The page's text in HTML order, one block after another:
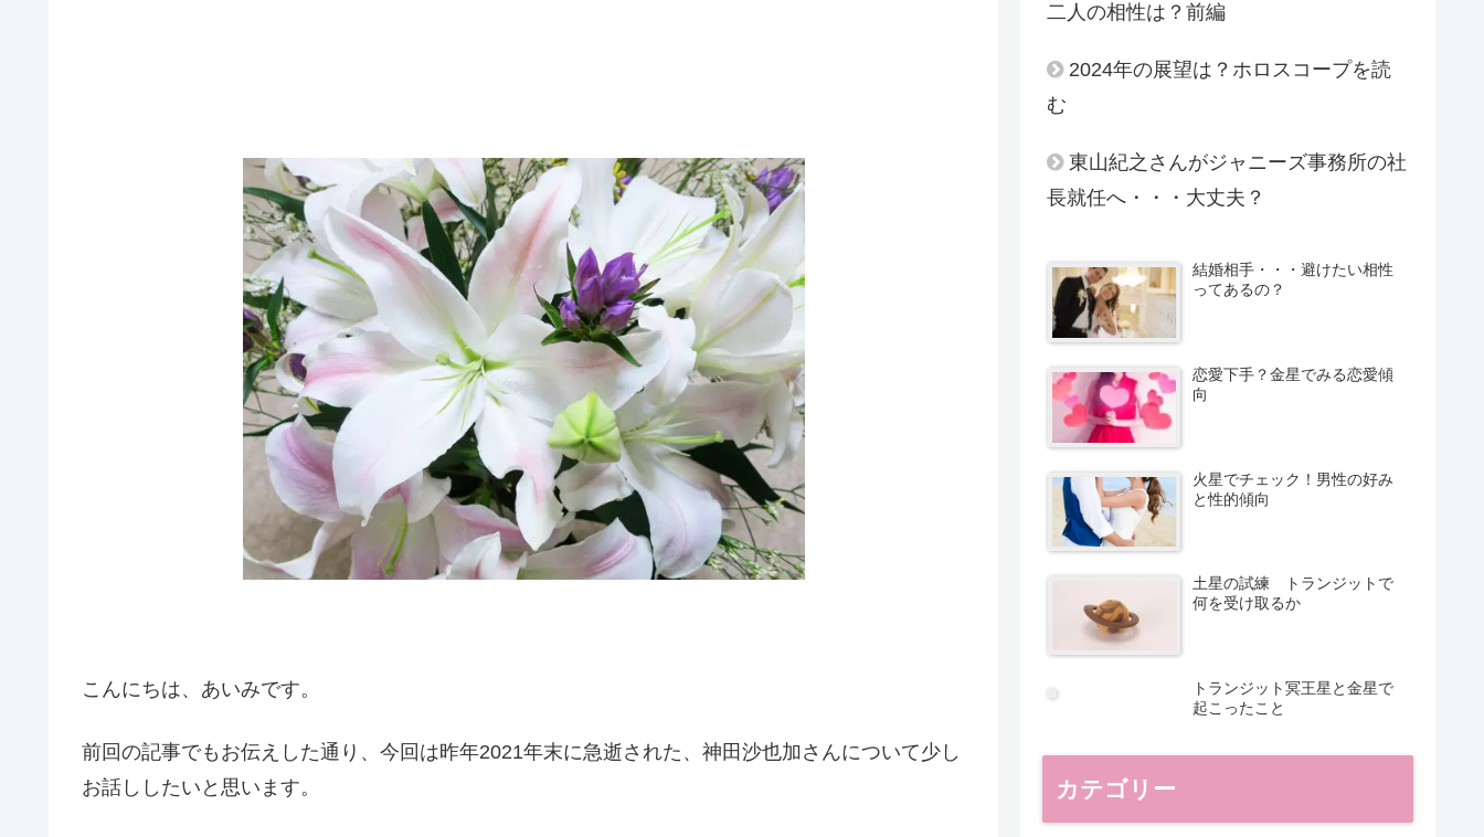
こんにちは、あいみです。
前回の記事でもお伝えした通り、今回は昨年2021年末に急逝された、神田沙也加さんについて少し
お話ししたいと思います。
二人の相性は？前編
2024年の展望は？ホロスコープを読
む
東山紀之さんがジャニーズ事務所の社
長就任へ・・・大丈夫？
結婚相手・・・避けたい相性
ってあるの？
恋愛下手？金星でみる恋愛傾
向
火星でチェック！男性の好み
と性的傾向
土星の試練 トランジットで
何を受け取るか
トランジット冥王星と金星で
起こったこと
カテゴリー